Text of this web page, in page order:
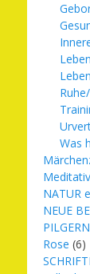
Was
NATUR
NEUE
PILGERN
Rose (6)